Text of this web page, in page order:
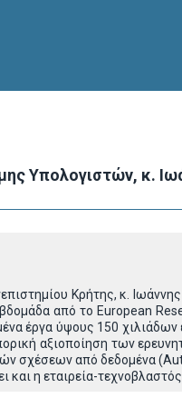
Υπολογιστών, κ.
Κρήτης, κ.
από το European
έργα ύψους 150
αξιοποίηση των
σχέσεων από δεδομένα
η εταιρεία-